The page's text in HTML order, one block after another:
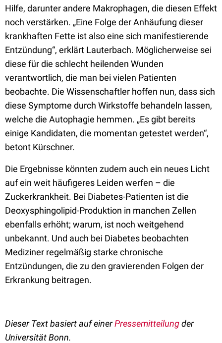
Hilfe, darunter andere Makrophagen, die diesen Effekt
noch verstärken. „Eine Folge der Anhäufung dieser
krankhaften Fette ist also eine sich manifestierende
Entzündung“, erklärt Lauterbach. Möglicherweise sei
diese für die schlecht heilenden Wunden
verantwortlich, die man bei vielen Patienten
beobachte. Die Wissenschaftler hoffen nun, dass sich
diese Symptome durch Wirkstoffe behandeln lassen,
welche die Autophagie hemmen. „Es gibt bereits
einige Kandidaten, die momentan getestet werden“,
betont Kürschner.
Die Ergebnisse könnten zudem auch ein neues Licht
auf ein weit häufigeres Leiden werfen – die
Zuckerkrankheit. Bei Diabetes-Patienten ist die
Deoxysphingolipid-Produktion in manchen Zellen
ebenfalls erhöht; warum, ist noch weitgehend
unbekannt. Und auch bei Diabetes beobachten
Mediziner regelmäßig starke chronische
Entzündungen, die zu den gravierenden Folgen der
Erkrankung beitragen.
Dieser Text basiert auf einerPressemitteilungder
Universität Bonn.